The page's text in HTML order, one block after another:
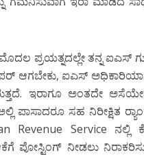
ಪ್ರಯತ್ನದಲ್ಲೇ ತನ್ನ ಐಎಸ್
ಆಗಬೇಕು, ಐಎಸ್
ಇರಾಗೂ ಅಂತದೇ
ಪಾಸಾದರೂ ಸಹ ನಿರೀಕ್ಷಿತ
Revenue Service ನಲ್ಲಿ
ಪೋಸ್ಟಿಂಗ್ ನೀಡಲು